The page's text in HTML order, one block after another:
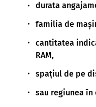
durata
familia de
cantitatea
RAM,
spațiul de pe
sau regiunea